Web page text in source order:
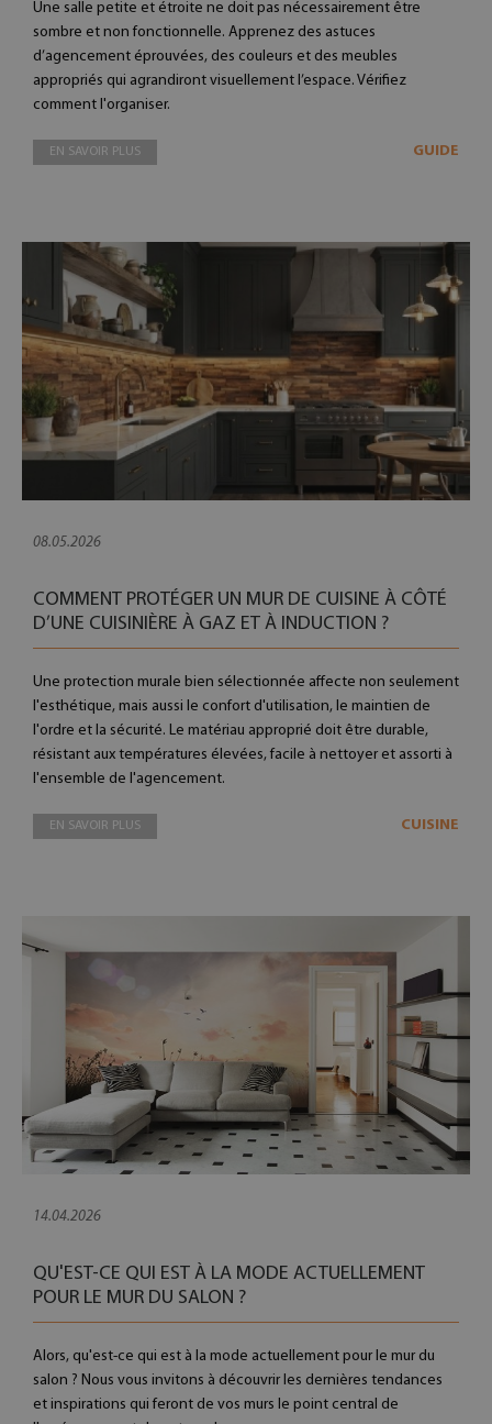
Une salle petite et étroite ne doit pas nécessairement être
sombre et non fonctionnelle. Apprenez des astuces
d’agencement éprouvées, des couleurs et des meubles
appropriés qui agrandiront visuellement l’espace. Vérifiez
comment l'organiser.
EN SAVOIR PLUS GUIDE
08.05.2026
COMMENT PROTÉGER UN MUR DE CUISINE À CÔTÉ
D’UNE CUISINIÈRE À GAZ ET À INDUCTION ?
Une protection murale bien sélectionnée affecte non seulement
l'esthétique, mais aussi le confort d'utilisation, le maintien de
l'ordre et la sécurité. Le matériau approprié doit être durable,
résistant aux températures élevées, facile à nettoyer et assorti à
l'ensemble de l'agencement.
EN SAVOIR PLUS CUISINE
14.04.2026
QU'EST-CE QUI EST À LA MODE ACTUELLEMENT
POUR LE MUR DU SALON ?
Alors, qu'est-ce qui est à la mode actuellement pour le mur du
salon ? Nous vous invitons à découvrir les dernières tendances
et inspirations qui feront de vos murs le point central de